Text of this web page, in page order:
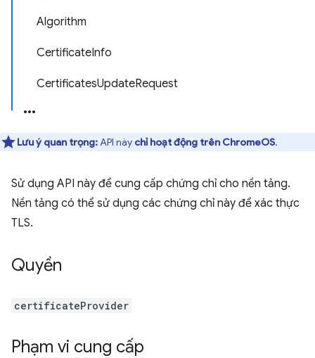
Algorithm
CertificateInfo
CertificatesUpdateRequest
Lưu ý quan trọng:API này chỉ hoạt động trên ChromeOS.
Sử dụng API này để cung cấp chứng chỉ cho nền tảng.
Nền tảng có thể sử dụng các chứng chỉ này để xác thực
TLS.
Quyền
certificateProvider
Phạm vi cung cấp